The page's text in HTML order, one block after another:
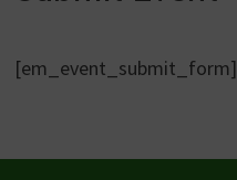
[em_event_submit_form]